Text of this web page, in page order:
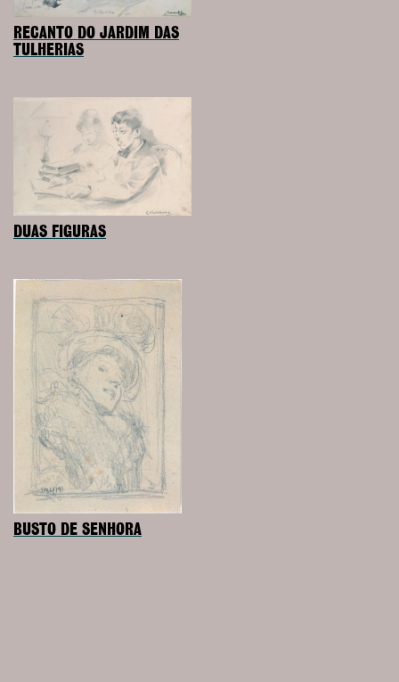
RECANTO DO JARDIM DAS
TULHERIAS
DUAS FIGURAS
BUSTO DE SENHORA